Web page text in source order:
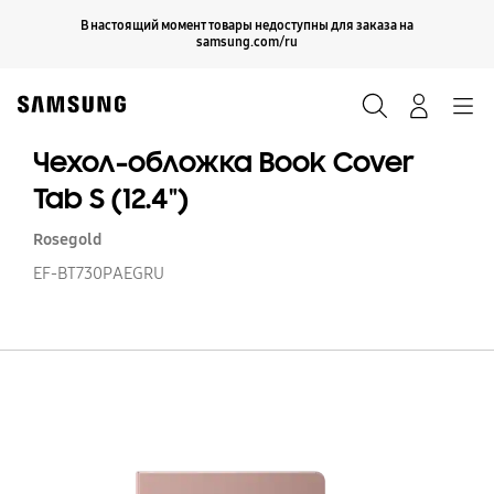
В настоящий момент товары недоступны для заказа на
samsung.com/ru
Продолжить
Чехол-обложка Book Cover
Tab S (12.4")
Rosegold
EF-BT730PAEGRU